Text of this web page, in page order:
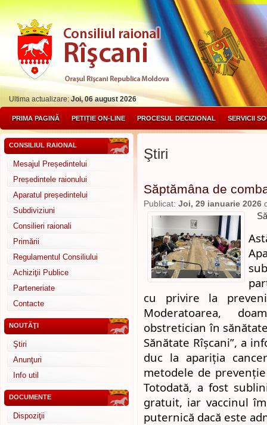
Ultima actualizare:Joi, 06 august 2026
PRIMA PAGINĂ PETIȚIE ON-LINE PROCESUL DECIZIONAL SERVICII
CONSILIUL RAIONAL
Mesajul Președintelui
Președintele raionului
Aparatul președintelui
Subdiviziuni
Consilieri raionali
Primării
Regulamentul Consiliului
Achiziţii Publice
Parteneriate
Contacte
NOUTĂŢI
Ştiri
Anunţuri
Info util
DOCUMENTE
Dispoziţii
Ştiri
Săptămâna de
Publicat: Joi, 29 ianuarie 2026
cu privire la
Moderatoarea,
obstretician în
Sănătate Rîșcani”, a
duc la apariția
metodele de
Totodată, a fost
gratuit, iar vaccinul
puternică dacă este